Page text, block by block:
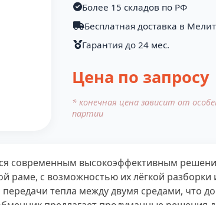
Более 15 складов по РФ
Бесплатная доставка в
Гарантия до 24 мес.
Цена по запросу
* конечная цена зависит от
партии
современным высокоэффективным
раме, с возможностью их лёгкой
тепла между двумя средами, что